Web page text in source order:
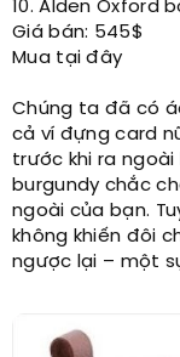
10. Alden Oxford
Giá bán: 545$
Mua tại đây
Chúng ta đã có
cả ví đựng card
trước khi ra
burgundy chắc
ngoài của bạn.
không khiến đôi
ngược lại – một